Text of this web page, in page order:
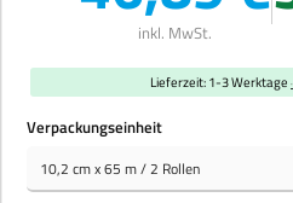
inkl. MwSt.
Lieferzeit: 1-3 Werktage
Verpackungseinheitauswählen